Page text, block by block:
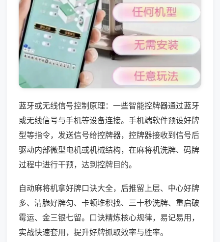
蓝牙或无线信号控制原理：一些智能控牌器通过蓝牙
或无线信号与手机等设备连接。手机端软件预设好牌
型等指令，发送信号给控牌器，控牌器接收到信号后
驱动内部微型电机或机械结构，在麻将机洗牌、码牌
过程中进行干预，达到控牌目的。
自动麻将机拿好牌口诀大全，后推留上层、中心好牌
多、清脆好牌匀、卡顿堆积找、三十秒洗牌、重启破
霉运、金三银七留。口诀精炼核心规律，易记易用，
实战快速套用，提升好牌抓取效率与胜率。